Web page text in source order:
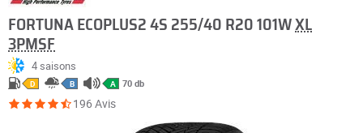
FORTUNA ECOPLUS2 4S 255/40 R20 101W XL
3PMSF
4 saisons
D B A 70 db
196 Avis